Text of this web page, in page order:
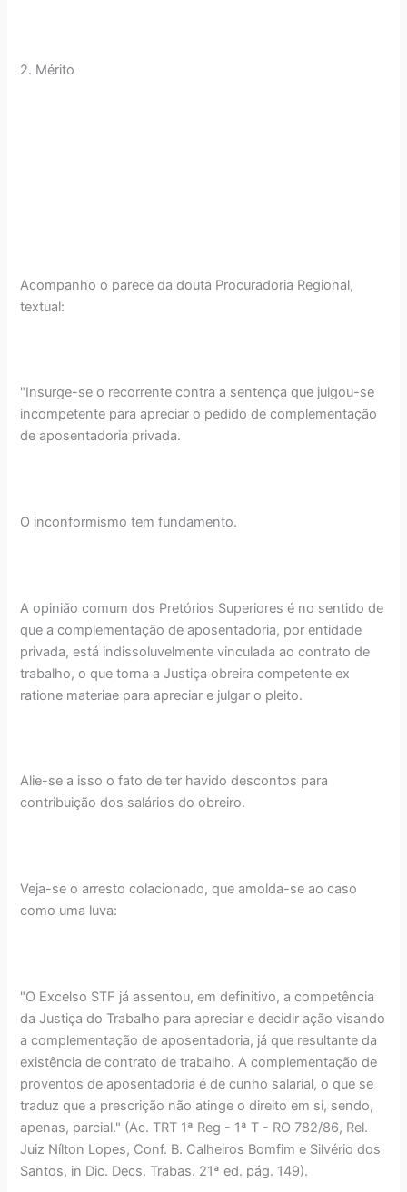
2. Mérito
Acompanho o parece da douta Procuradoria Regional,
textual:
"Insurge-se o recorrente contra a sentença que julgou-se
incompetente para apreciar o pedido de complementação
de aposentadoria privada.
O inconformismo tem fundamento.
A opinião comum dos Pretórios Superiores é no sentido de
que a complementação de aposentadoria, por entidade
privada, está indissoluvelmente vinculada ao contrato de
trabalho, o que torna a Justiça obreira competente ex
ratione materiae para apreciar e julgar o pleito.
Alie-se a isso o fato de ter havido descontos para
contribuição dos salários do obreiro.
Veja-se o arresto colacionado, que amolda-se ao caso
como uma luva:
"O Excelso STF já assentou, em definitivo, a competência
da Justiça do Trabalho para apreciar e decidir ação visando
a complementação de aposentadoria, já que resultante da
existência de contrato de trabalho. A complementação de
proventos de aposentadoria é de cunho salarial, o que se
traduz que a prescrição não atinge o direito em si, sendo,
apenas, parcial." (Ac. TRT 1ª Reg - 1ª T - RO 782/86, Rel.
Juiz Nílton Lopes, Conf. B. Calheiros Bomfim e Silvério dos
Santos, in Dic. Decs. Trabas. 21ª ed. pág. 149).